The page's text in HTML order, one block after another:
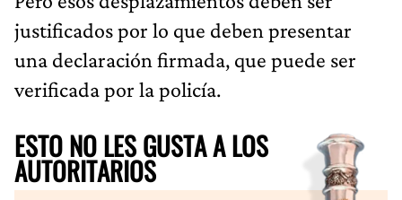
justificados por lo que deben presentar
una declaración firmada, que puede ser
verificada por la policía.
ESTO NO LES GUSTA A LOS
AUTORITARIOS